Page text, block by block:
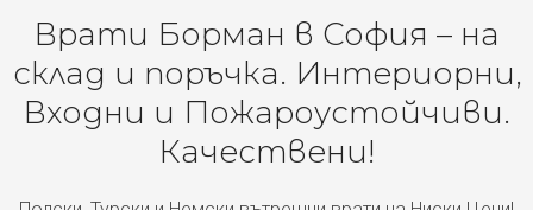
Врати Борман в София – на
склад и поръчка. Интериорни,
Входни и Пожароустойчиви.
Качествени!